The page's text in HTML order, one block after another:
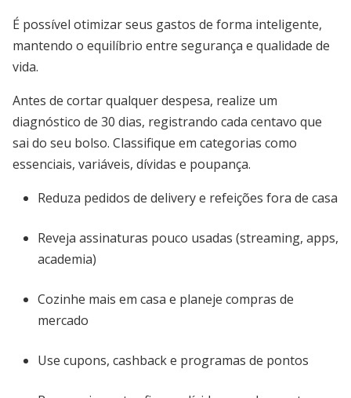
É possível otimizar seus gastos de forma inteligente,
mantendo o equilíbrio entre segurança e qualidade de
vida.
Antes de cortar qualquer despesa, realize um
diagnóstico de 30 dias, registrando cada centavo que
sai do seu bolso. Classifique em categorias como
essenciais, variáveis, dívidas e poupança.
Reduza pedidos de delivery e refeições fora de casa
Reveja assinaturas pouco usadas (streaming, apps,
academia)
Cozinhe mais em casa e planeje compras de
mercado
Use cupons, cashback e programas de pontos